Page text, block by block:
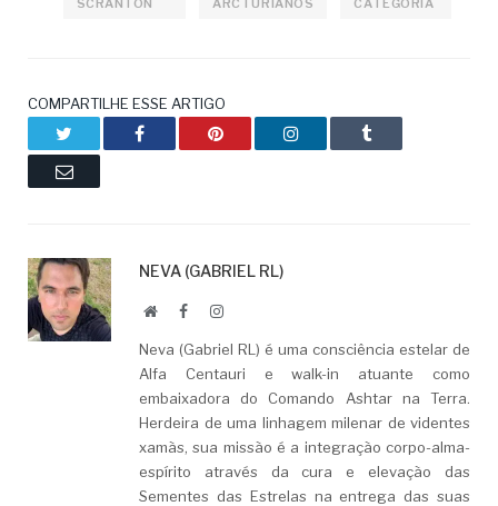
SCRANTON ARCTURIANOS CATEGORIA
COMPARTILHE ESSE ARTIGO
Facebook Pinterest LinkedIn Tumblr
Email
NEVA (GABRIEL RL)
WebsiteFacebookLinkedIn
Neva (Gabriel RL) é uma consciência estelar de
Alfa Centauri e walk-in atuante como
embaixadora do Comando Ashtar na Terra.
Herdeira de uma linhagem milenar de videntes
xamãs, sua missão é a integração corpo-alma-
espírito através da cura e elevação das
Sementes das Estrelas na entrega das suas